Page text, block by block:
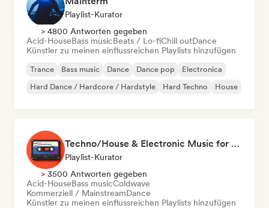
Playlist-Kurator
> 4800 Antworten gegeben
Acid-HouseBass musicBeats / Lo-fiChill outDance
Künstler zu meinen einflussreichen Playlists hinzufügen
Trance Bass music Dance Dance pop
Electronica
Hard Dance / Hardcore / Hardstyle
Hard Techno House
Techno/House & Electronic Music for Svea Playlists
Playlist-Kurator
> 3500 Antworten gegeben
Acid-HouseBass musicColdwave
Kommerziell / MainstreamDance
Künstler zu meinen einflussreichen Playlists hinzufügen